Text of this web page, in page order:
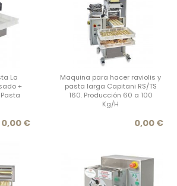
La
+
Precio
0,00 €
Maquina para hacer raviolis y
pasta larga Capitani RS/TS
160. Producción 60 a 100
Kg/H
0,00 €